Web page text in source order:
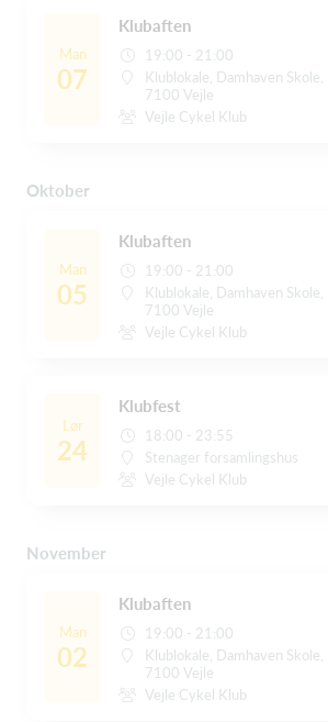
Man
07
Klubaften
19:00 - 21:00
Klublokale, Damhaven
7100 Vejle
Vejle Cykel Klub
Oktober
Man
05
Klubaften
19:00 - 21:00
Klublokale, Damhaven
7100 Vejle
Vejle Cykel Klub
Lør
24
Klubfest
18:00 - 23:55
Stenager forsamlingshus
Vejle Cykel Klub
November
Man
02
Klubaften
19:00 - 21:00
Klublokale, Damhaven
7100 Vejle
Vejle Cykel Klub